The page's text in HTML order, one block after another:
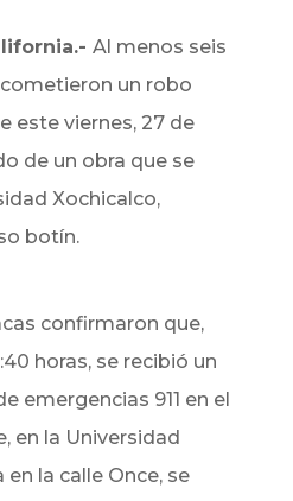
Al menos seis
un robo
este viernes, 27 de
de un obra que se
Xochicalco,
botín.
confirmaron que,
horas, se recibió un
emergencias 911 en el
en la Universidad
la calle Once, se